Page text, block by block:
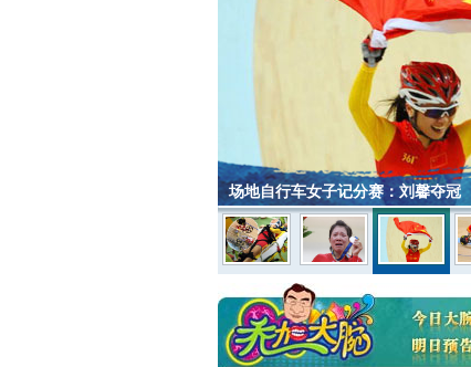
场地自行车男团追逐赛 中国队摘铜